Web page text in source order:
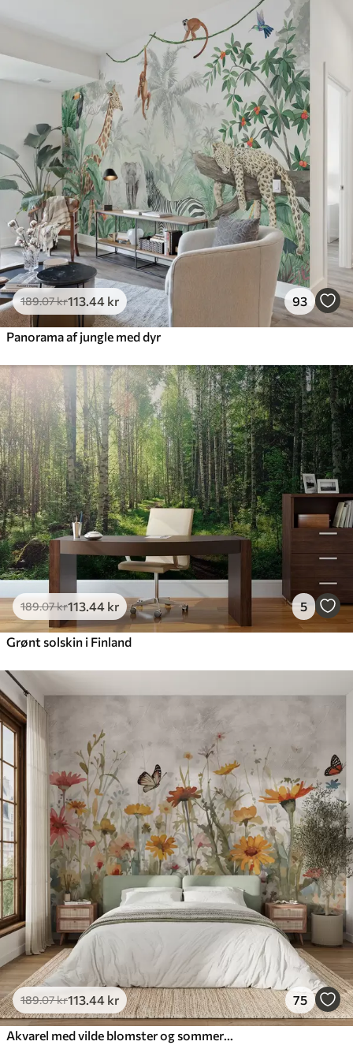
Premium
.33269.00kr/m²
Premium vinyl
516.67310.00 kr/m²
Peel and Stick
666.67400.00kr/m²
189.07kr113 .44 kr 93
Panorama af jungle med dyr
189.07kr113 .44 kr 5
Grønt solskin i Finland
189.07kr113 .44 kr 75